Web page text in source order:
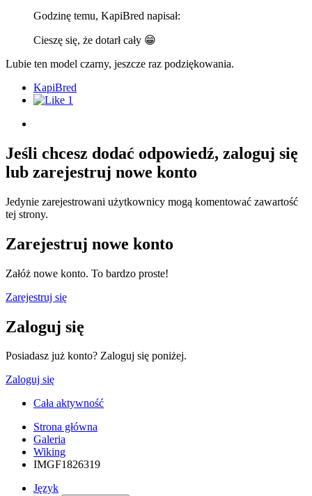
Godzinę temu, KapiBred napisał:
Cieszę się, że dotarł cały 😁
Lubie ten model czarny, jeszcze raz podziękowania.
KapiBred
1
Jeśli chcesz dodać odpowiedź, zaloguj się
lub zarejestruj nowe konto
Jedynie zarejestrowani użytkownicy mogą komentować zawartość
tej strony.
Zarejestruj nowe konto
Załóż nowe konto. To bardzo proste!
Zarejestruj się
Zaloguj się
Posiadasz już konto? Zaloguj się poniżej.
Zaloguj się
Cała aktywność
Strona główna
Galeria
Wiking
IMGF1826319
Język